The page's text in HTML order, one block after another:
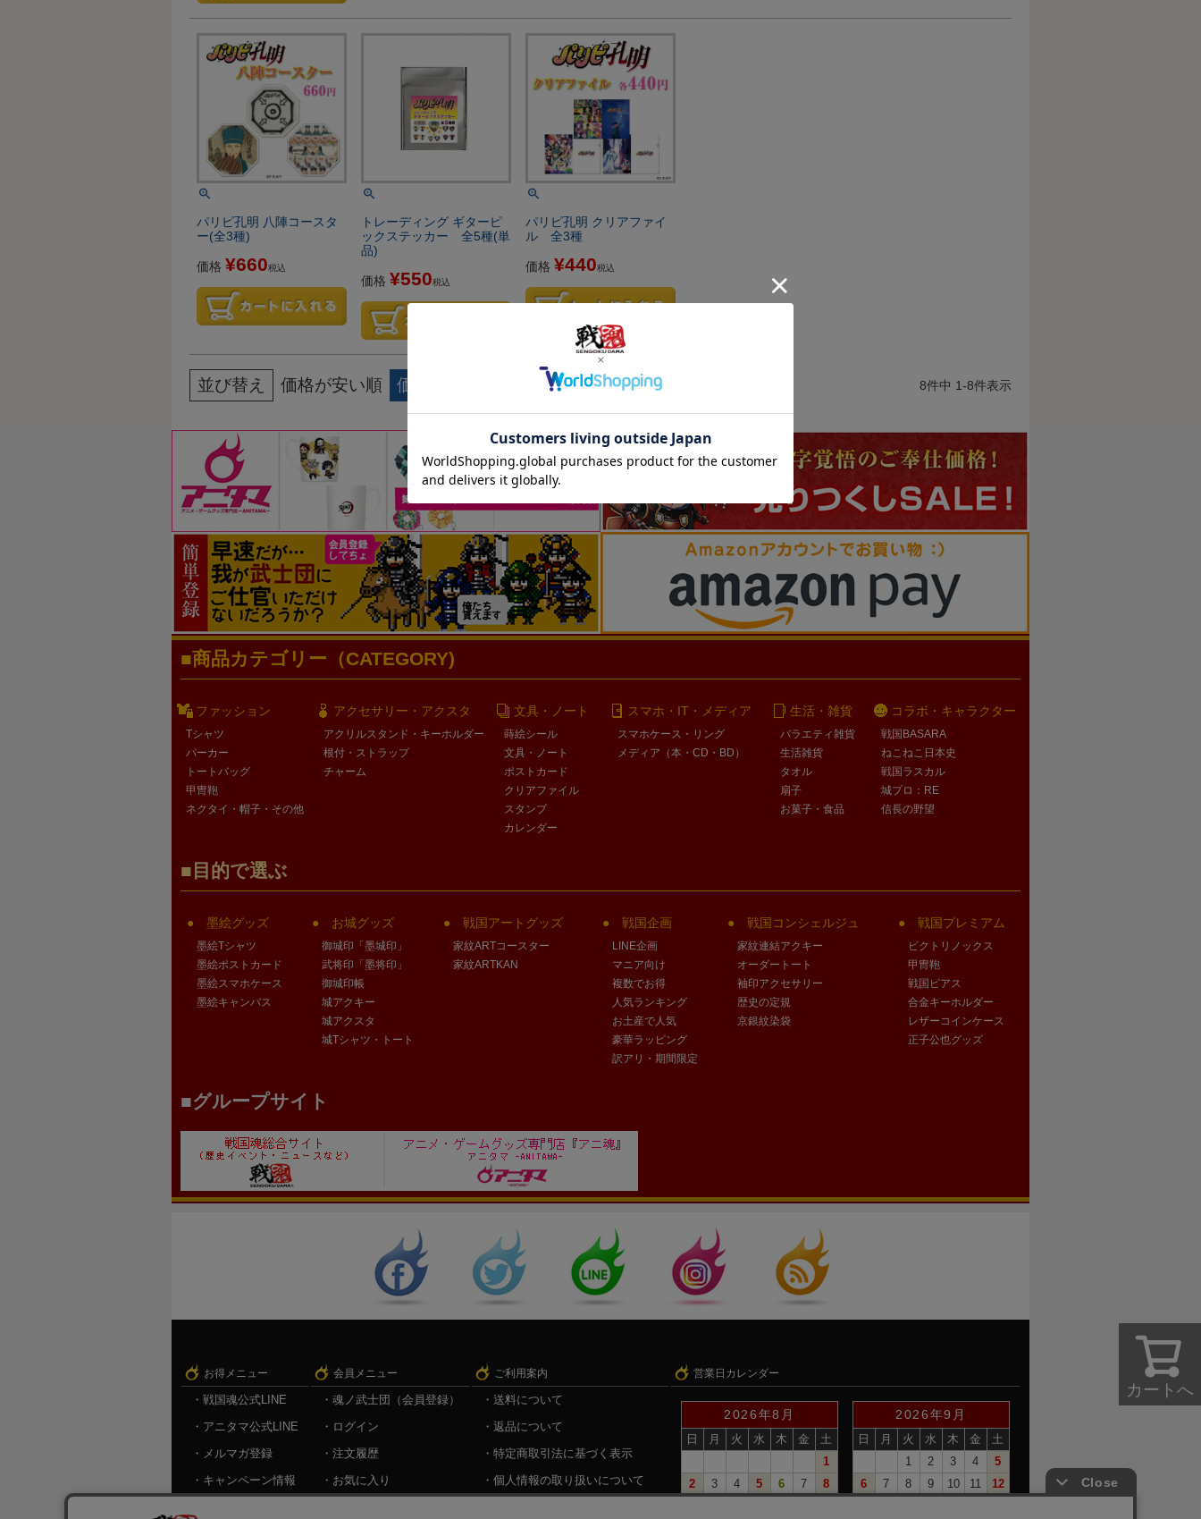
パリピ孔明 八陣コースタ
ー(全3種)
価格 ¥660税込
トレーディング ギターピ
ックステッカー 全5種(単
品)
価格 ¥550税込
パリピ孔明 クリアファイ
ル 全3種
価格 ¥440税込
並び替え 価格が安い順 価格が高い順 新着順 レビュー数順 8件中 1-8件表示
カートへ
商品カテゴリー（CATEGORY)
ファッション
Tシャツ
パーカー
トートバッグ
甲冑鞄
ネクタイ・帽子・その他
アクセサリー・アクスタ
アクリルスタンド・キーホルダー
根付・ストラップ
チャーム
文具・ノート
蒔絵シール
文具・ノート
ポストカード
クリアファイル
スタンプ
カレンダー
スマホ・IT・メディア
スマホケース・リング
メディア（本・CD・BD）
生活・雑貨
バラエティ雑貨
生活雑貨
タオル
扇子
お菓子・食品
コラボ・キャラクター
戦国BASARA
ねこねこ日本史
戦国ラスカル
城プロ：RE
信長の野望
目的で選ぶ
墨絵グッズ
墨絵Tシャツ
墨絵ポストカード
墨絵スマホケース
墨絵キャンバス
お城グッズ
御城印「墨城印」
武将印「墨将印」
御城印帳
城アクキー
城アクスタ
城Tシャツ・トート
戦国アートグッズ
家紋ARTコースター
家紋ARTKAN
戦国企画
LINE企画
マニア向け
複数でお得
人気ランキング
お土産で人気
豪華ラッピング
訳アリ・期間限定
戦国コンシェルジュ
家紋連結アクキー
オーダートート
袖印アクセサリー
歴史の定規
京銀紋染袋
戦国プレミアム
ビクトリノックス
甲冑鞄
戦国ピアス
合金キーホルダー
レザーコインケース
正子公也グッズ
グループサイト
お得メニュー
戦国魂公式LINE
アニタマ公式LINE
メルマガ登録
キャンペーン情報
会員メニュー
魂ノ武士団（会員登録）
ログイン
注文履歴
お気に入り
ご利用案内
送料について
返品について
特定商取引法に基づく表示
個人情報の取り扱いについて
営業日カレンダー
2026年8月
日 月 火 水 木 金
土
1
2
3 4 5 6 7
8
2026年9月
日 月 火 水 木 金
土
1
2 3 4
5
6
7 8 9 10 11
12